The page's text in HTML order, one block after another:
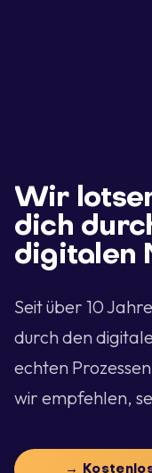
Wir
dich
digitalen
Seit über 10
durch den
echten
wir empfehlen,
→